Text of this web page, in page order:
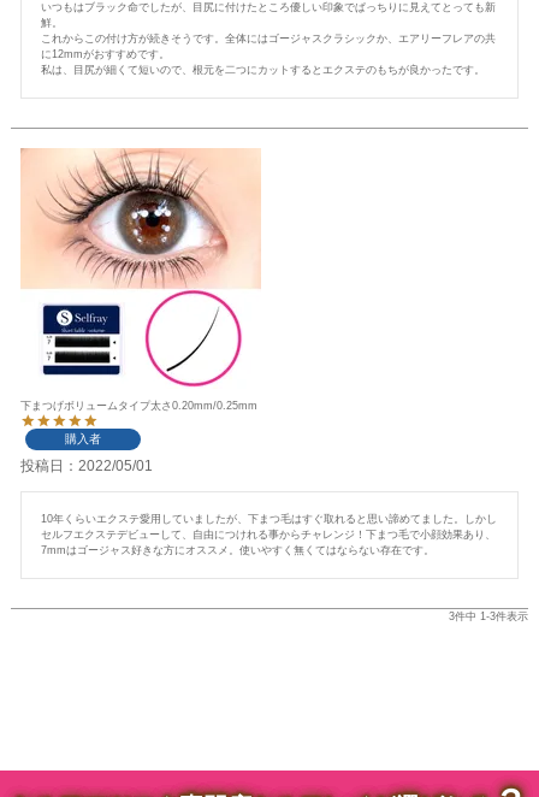
いつもはブラック命でしたが、目尻に付けたところ優しい印象でぱっちりに見えてとっても新
鮮。
これからこの付け方が続きそうです。全体にはゴージャスクラシックか、エアリーフレアの共
に12mmがおすすめです。
私は、目尻が細くて短いので、根元を二つにカットするとエクステのもちが良かったです。
下まつげボリュームタイプ太さ0.20mm/0.25mm
購入者
投稿日 2022/05/01
10年くらいエクステ愛用していましたが、下まつ毛はすぐ取れると思い諦めてました。しかし
セルフエクステデビューして、自由につけれる事からチャレンジ！下まつ毛で小顔効果あり、
7mmはゴージャス好きな方にオススメ。使いやすく無くてはならない存在です。
3件中 1-3件表示